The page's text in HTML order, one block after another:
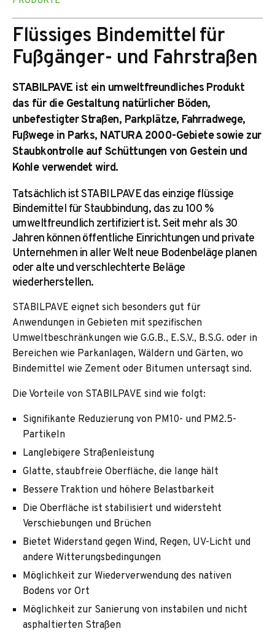
Flüssiges Bindemittel für
Fußgänger- und Fahrstraßen
STABILPAVE ist ein umweltfreundliches Produkt
das für die Gestaltung natürlicher Böden,
unbefestigter Straßen, Parkplätze, Fahrradwege,
Fußwege in Parks, NATURA 2000-Gebiete sowie zur
Staubkontrolle auf Schüttungen von Gestein und
Kohle verwendet wird.
Tatsächlich ist STABILPAVE das einzige flüssige
Bindemittel für Staubbindung, das zu 100 %
umweltfreundlich zertifiziert ist. Seit mehr als 30
Jahren können öffentliche Einrichtungen und private
Unternehmen in aller Welt neue Bodenbeläge planen
oder alte und verschlechterte Beläge
wiederherstellen.
STABILPAVE eignet sich besonders gut für
Anwendungen in Gebieten mit spezifischen
Umweltbeschränkungen wie G.G.B., E.S.V., B.S.G. oder in
Bereichen wie Parkanlagen, Wäldern und Gärten, wo
Bindemittel wie Zement oder Bitumen untersagt sind.
Die Vorteile von STABILPAVE sind wie folgt:
Signifikante Reduzierung von PM10- und PM2.5-
Partikeln
Langlebigere Straßenleistung
Glatte, staubfreie Oberfläche, die lange hält
Bessere Traktion und höhere Belastbarkeit
Die Oberfläche ist stabilisiert und widersteht
Verschiebungen und Brüchen
Bietet Widerstand gegen Wind, Regen, UV-Licht und
andere Witterungsbedingungen
Möglichkeit zur Wiederverwendung des nativen
Bodens vor Ort
Möglichkeit zur Sanierung von instabilen und nicht
asphaltierten Straßen